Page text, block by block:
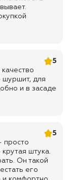
5
шуршит, для
и в засаде
5
просто
штука.
Он такой
его